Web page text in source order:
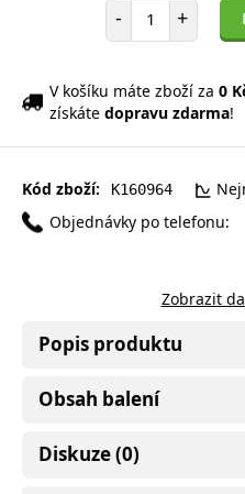
- Počet položek
+
V košíku máte zboží za 0
získáte dopravu zdarma!
Kód zboží: K160964
Objednávky po telefonu:
Zobrazit
Popis produktu
Obsah balení
Diskuze (0)